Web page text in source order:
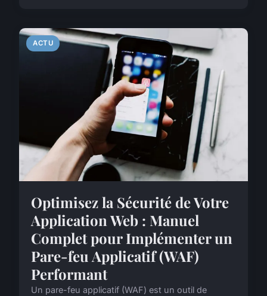
ACTU
Optimisez la Sécurité de Votre
Application Web : Manuel
Complet pour Implémenter un
Pare-feu Applicatif (WAF)
Performant
Un pare-feu applicatif (WAF) est un outil de